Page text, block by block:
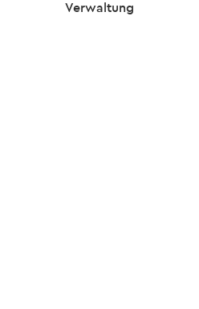
Verwaltung